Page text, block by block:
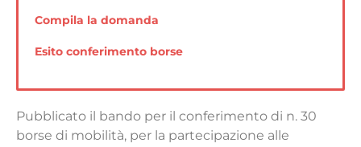
Compila la domanda
Esito conferimento borse
Pubblicato il bando per il conferimento di n. 30
borse di mobilità, per la partecipazione alle